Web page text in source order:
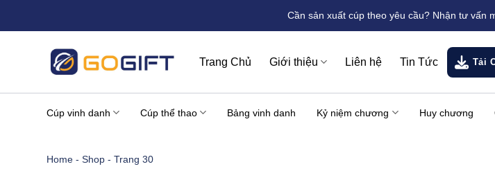
Cần sản xuất cúp theo yêu cầu? Nhận tư vấn
Trang Chủ Giới thiệu Liên hệ Tin Tức Tải
Cúp vinh danh Cúp thể thao Bảng vinh danh Kỷ niệm chương Huy chương
Home - Shop - Trang 30